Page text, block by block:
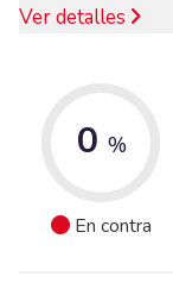
Ver detalles
0 %
En contra